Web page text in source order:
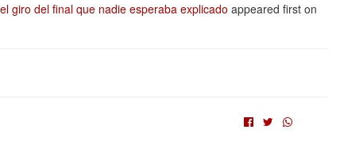
giro del final que nadie esperaba explicado appeared first on